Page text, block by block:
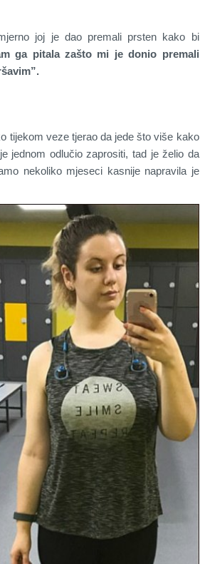
joj je dao premali prsten kako bi
ga pitala zašto mi je donio premali
tijekom veze tjerao da jede što više kako
jednom odlučio zaprositi, tad je želio da
nekoliko mjeseci kasnije napravila je